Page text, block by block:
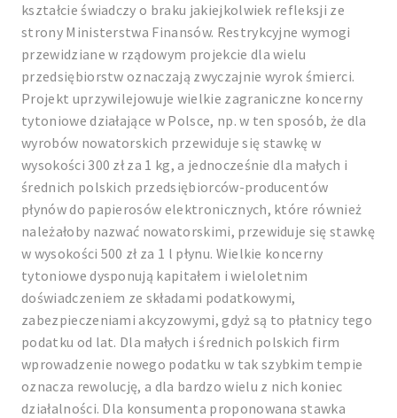
kształcie świadczy o braku jakiejkolwiek refleksji ze
strony Ministerstwa Finansów. Restrykcyjne wymogi
przewidziane w rządowym projekcie dla wielu
przedsiębiorstw oznaczają zwyczajnie wyrok śmierci.
Projekt uprzywilejowuje wielkie zagraniczne koncerny
tytoniowe działające w Polsce, np. w ten sposób, że dla
wyrobów nowatorskich przewiduje się stawkę w
wysokości 300 zł za 1 kg, a jednocześnie dla małych i
średnich polskich przedsiębiorców-producentów
płynów do papierosów elektronicznych, które również
należałoby nazwać nowatorskimi, przewiduje się stawkę
w wysokości 500 zł za 1 l płynu. Wielkie koncerny
tytoniowe dysponują kapitałem i wieloletnim
doświadczeniem ze składami podatkowymi,
zabezpieczeniami akcyzowymi, gdyż są to płatnicy tego
podatku od lat. Dla małych i średnich polskich firm
wprowadzenie nowego podatku w tak szybkim tempie
oznacza rewolucję, a dla bardzo wielu z nich koniec
działalności. Dla konsumenta proponowana stawka